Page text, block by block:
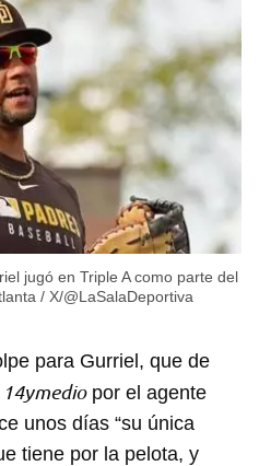
jugó en Triple A como parte del
/ X/@LaSalaDeportiva
para Gurriel, que de
14ymediopor el agente
unos días “su única
tiene por la pelota, y